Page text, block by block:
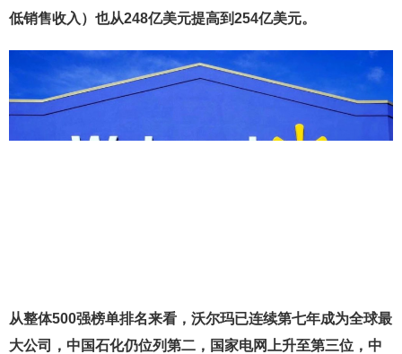
低销售收入）也从248亿美元提高到254亿美元。
从整体500强榜单排名来看，沃尔玛已连续第七年成为全球最
大公司，中国石化仍位列第二，国家电网上升至第三位，中